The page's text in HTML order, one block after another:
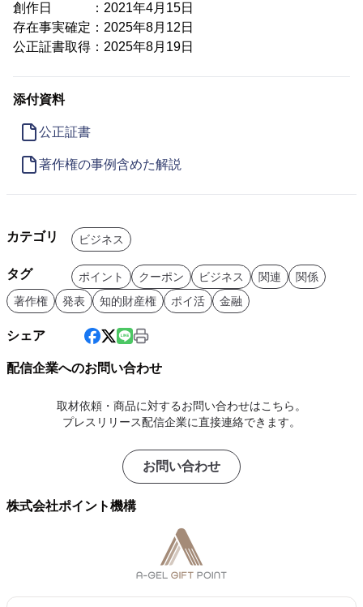
創作日 ：2021年4月15日
存在事実確定：2025年8月12日
公正証書取得：2025年8月19日
添付資料
公正証書
著作権の事例含めた解説
カテゴリ ビジネス
タグ ポイント クーポン ビジネス 関連
関係
著作権
発表 知的財産権 ポイ活 金融
シェア
配信企業へのお問い合わせ
取材依頼・商品に対するお問い合わせはこちら。
プレスリリース配信企業に直接連絡できます。
お問い合わせ
株式会社ポイント機構